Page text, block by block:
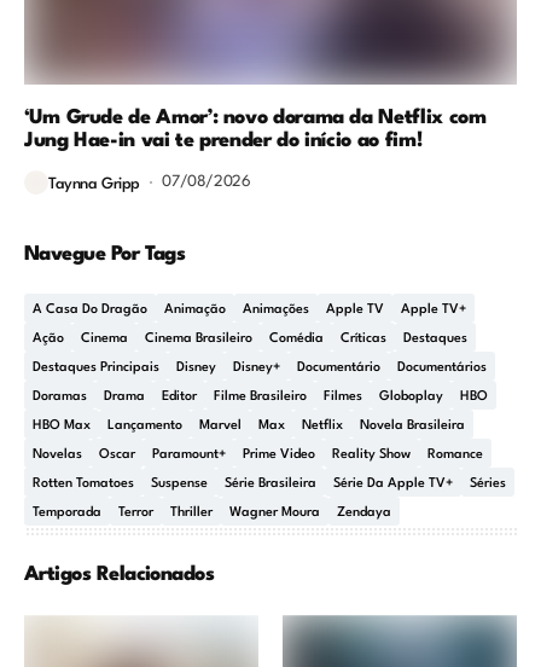
‘Um Grude de Amor’: novo dorama da Netflix com
Jung Hae-in vai te prender do início ao fim!
Taynna Gripp 07/08/2026
Navegue Por Tags
A Casa Do Dragão Animação Animações Apple TV Apple TV+
Ação Cinema Cinema Brasileiro Comédia Críticas Destaques
Destaques Principais Disney Disney+ Documentário Documentários
Doramas Drama Editor Filme Brasileiro Filmes Globoplay HBO
HBO Max Lançamento Marvel Max Netflix Novela Brasileira
Novelas Oscar Paramount+ Prime Video Reality Show Romance
Rotten Tomatoes Suspense Série Brasileira Série Da Apple TV+ Séries
Temporada Terror Thriller Wagner Moura Zendaya
Artigos Relacionados